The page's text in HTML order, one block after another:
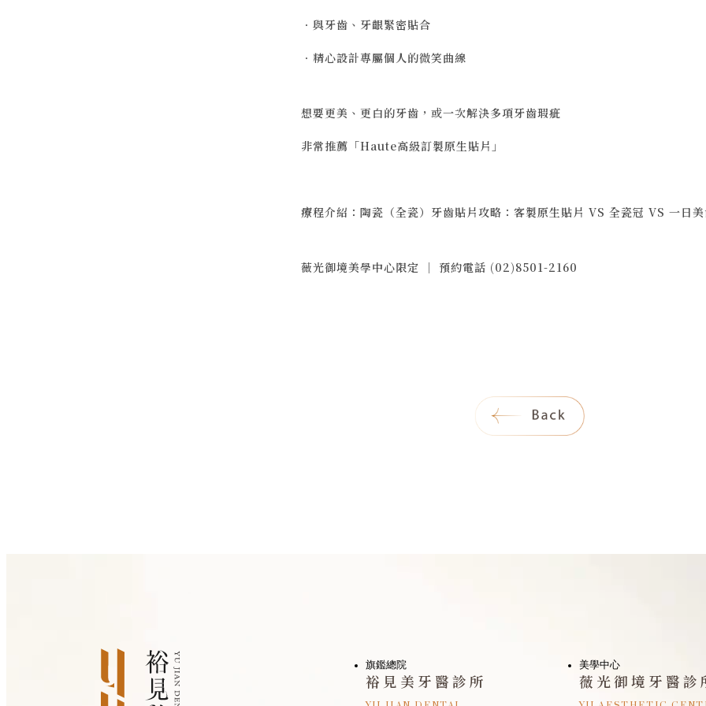
．與牙齒、牙齦緊密貼合
．精心設計專屬個人的微笑曲線
想要更美、更白的牙齒，或一次解決多項牙齒瑕疵
非常推薦「Haute高級訂製原生貼片」
療程介紹： 陶瓷（全瓷）牙齒貼片攻略：客製原生貼片 VS 全瓷冠 VS 一日
薇光御境美學中心限定 ｜ 預約電話 (02)8501-2160